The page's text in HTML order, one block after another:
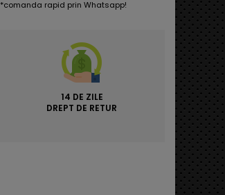
*comanda rapid prin Whatsapp!
14 DE ZILE
DREPT DE RETUR